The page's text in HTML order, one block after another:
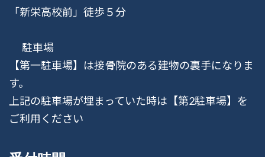
「新栄高校前」徒歩５分
駐車場
【第一駐車場】は接骨院のある建物の裏手になりま
す。
上記の駐車場が埋まっていた時は【第2駐車場】を
ご利用ください